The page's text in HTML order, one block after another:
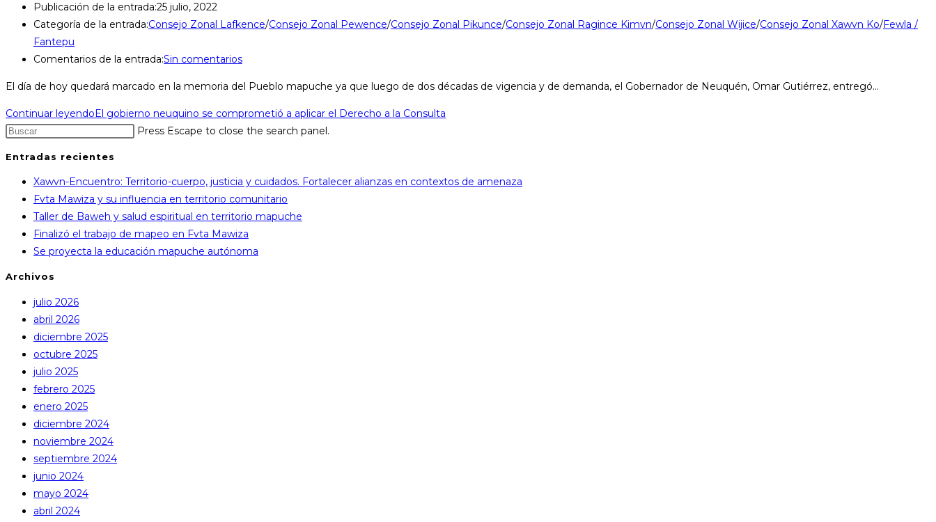
Publicación de la entrada:25 julio, 2022
Categoría de la entrada:Consejo Zonal Lafkence/Consejo Zonal Pewence/Consejo Zonal Pikunce/Consejo Zonal Ragince Kimvn/Consejo Zonal Wijice/Consejo Zonal Xawvn Ko/Fewla /
Fantepu
Comentarios de la entrada:Sin comentarios
El día de hoy quedará marcado en la memoria del Pueblo mapuche ya que luego de dos décadas de vigencia y de demanda, el Gobernador de Neuquén, Omar Gutiérrez, entregó…
Continuar leyendo El gobierno neuquino se comprometió a aplicar el Derecho a la Consulta
Press Escape to close the search panel.
Entradas recientes
Xawvn-Encuentro: Territorio-cuerpo, justicia y cuidados. Fortalecer alianzas en contextos de amenaza
Fvta Mawiza y su influencia en territorio comunitario
Taller de Baweh y salud espiritual en territorio mapuche
Finalizó el trabajo de mapeo en Fvta Mawiza
Se proyecta la educación mapuche autónoma
Archivos
julio 2026
abril 2026
diciembre 2025
octubre 2025
julio 2025
febrero 2025
enero 2025
diciembre 2024
noviembre 2024
septiembre 2024
junio 2024
mayo 2024
abril 2024